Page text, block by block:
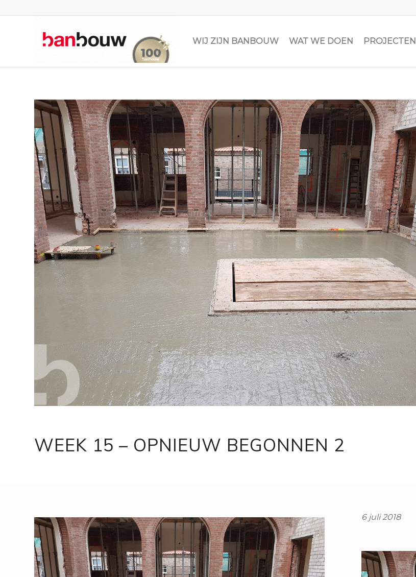
WIJ ZIJN BANBOUW WAT WE DOEN PROJECTEN
WEEK 15 – OPNIEUW BEGONNEN 2
6 juli 2018